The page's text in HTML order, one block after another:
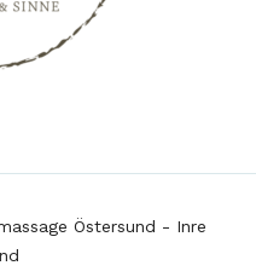
Östersund - Inre